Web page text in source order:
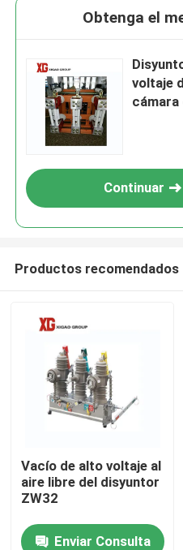
Hogar
Productos
Obtenga el
voltaje
Continuar
Productos recomendados
Vacío de alto voltaje al
aire libre del disyuntor
ZW32
Enviar Consulta